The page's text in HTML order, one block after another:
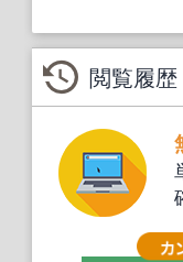
閲覧履歴